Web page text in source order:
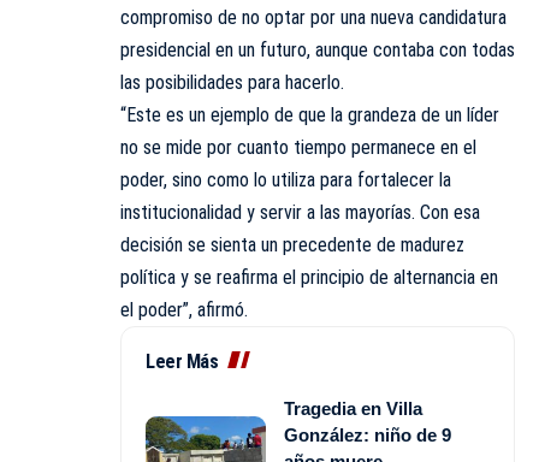
compromiso de no optar por una nueva candidatura
presidencial en un futuro, aunque contaba con todas
las posibilidades para hacerlo.
“Este es un ejemplo de que la grandeza de un líder
no se mide por cuanto tiempo permanece en el
poder, sino como lo utiliza para fortalecer la
institucionalidad y servir a las mayorías. Con esa
decisión se sienta un precedente de madurez
política y se reafirma el principio de alternancia en
el poder”, afirmó.
Leer Más
Tragedia en Villa
González: niño de 9